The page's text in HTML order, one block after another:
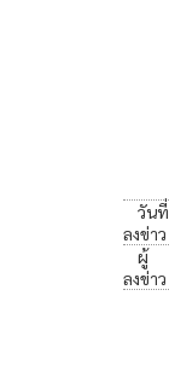
วันที่
ลงข่าว
ผู้
ลงข่าว